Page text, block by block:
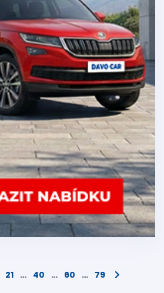
21 … 40 … 60 … 79